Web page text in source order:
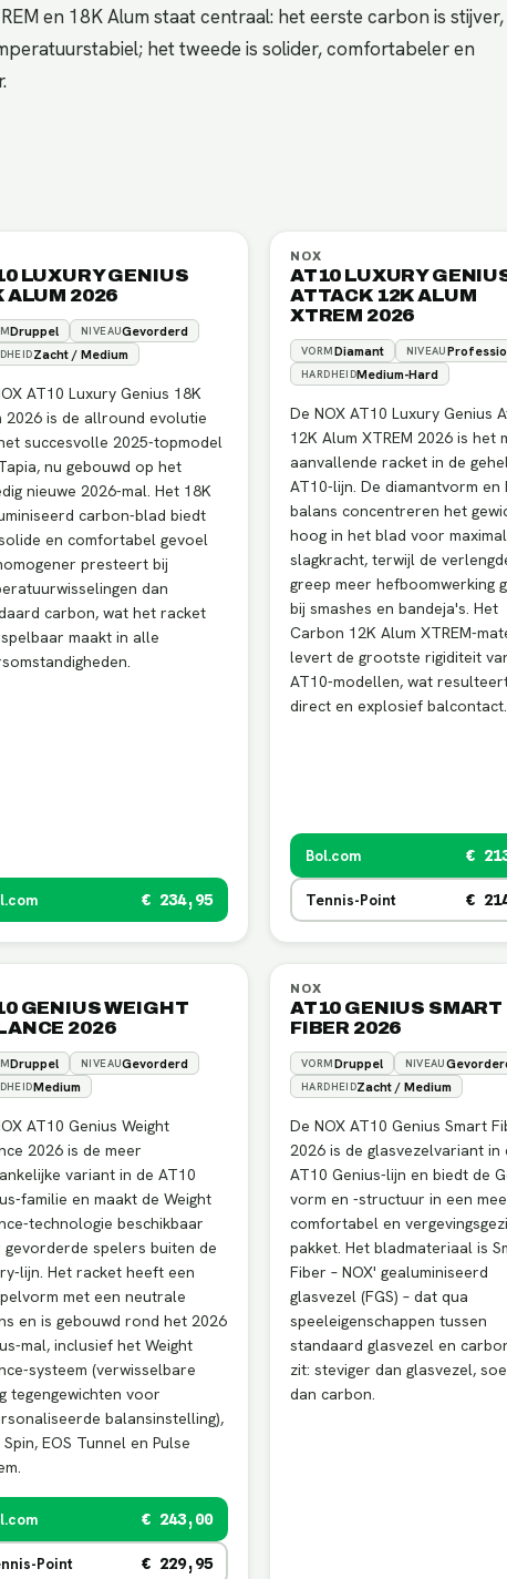
en 18K Alum staat centraal: het eerste carbon is stijver,
het tweede is solider, comfortabeler en
LUXURY GENIUS
ALUM 2026
Druppel NIVEAUGevorderd
Zacht / Medium
AT10 Luxury Genius 18K
2026 is de allround evolutie
succesvolle 2025-topmodel
nu gebouwd op het
nieuwe 2026-mal. Het 18K
carbon-blad biedt
en comfortabel gevoel
presteert bij
dan
carbon, wat het racket
maakt in alle
€ 234,95
NOX
AT10 LUXURY
ATTACK 12K ALUM
XTREM 2026
VORMDiamant NIVEAU
HARDHEIDMedium-Hard
De NOX AT10 Luxury Genius
12K Alum XTREM 2026 is het
aanvallende racket in de
AT10-lijn. De diamantvorm en
balans concentreren het
hoog in het blad voor
slagkracht, terwijl de
greep meer hefboomwerking
bij smashes en bandeja's. Het
Carbon 12K Alum XTREM-
levert de grootste rigiditeit
AT10-modellen, wat
direct en explosief balcontact.
Bol.com €
Tennis-Point €
GENIUS WEIGHT
2026
Druppel NIVEAUGevorderd
Medium
AT10 Genius Weight
2026 is de meer
variant in de AT10
familie en maakt de Weight
technologie beschikbaar
spelers buiten de
lijn. Het racket heeft een
met een neutrale
en is gebouwd rond het 2026
mal, inclusief het Weight
systeem (verwisselbare
tegengewichten voor
balansinstelling),
EOS Tunnel en Pulse
€ 243,00
Point € 229,95
NOX
AT10 GENIUS SMART
FIBER 2026
VORMDruppel NIVEAU
HARDHEIDZacht / Medium
De NOX AT10 Genius Smart
2026 is de glasvezelvariant in
AT10 Genius-lijn en biedt de
vorm en -structuur in een
comfortabel en
pakket. Het bladmateriaal is
Fiber – NOX' gealuminiseerd
glasvezel (FGS) – dat qua
speeleigenschappen tussen
standaard glasvezel en
zit: steviger dan glasvezel,
dan carbon.